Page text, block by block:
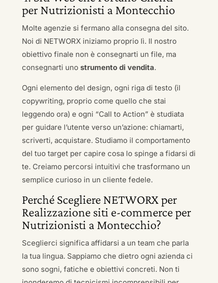
per Nutrizionisti a Montecchio
Molte agenzie si fermano alla consegna del sito.
Noi di NETWORX iniziamo proprio lì. Il nostro
obiettivo finale non è consegnarti un file, ma
consegnarti uno strumento di vendita.
Ogni elemento del design, ogni riga di testo (il
copywriting, proprio come quello che stai
leggendo ora) e ogni “Call to Action” è studiata
per guidare l’utente verso un’azione: chiamarti,
scriverti, acquistare. Studiamo il comportamento
del tuo target per capire cosa lo spinge a fidarsi di
te. Creiamo percorsi intuitivi che trasformano un
semplice curioso in un cliente fedele.
Perché Scegliere NETWORX per
Realizzazione siti e-commerce per
Nutrizionisti a Montecchio?
Sceglierci significa affidarsi a un team che parla
la tua lingua. Sappiamo che dietro ogni azienda ci
sono sogni, fatiche e obiettivi concreti. Non ti